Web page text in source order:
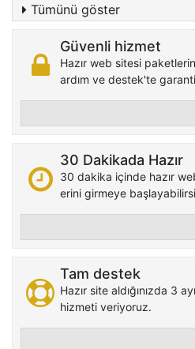
Tümünü göster
Güvenli hizmet
Hazır web sitesi
ardım ve destek'te
30 Dakikada Hazır
30 dakika içinde hazır
erini girmeye
Tam destek
Hazır site aldığınızda 3
hizmeti veriyoruz.